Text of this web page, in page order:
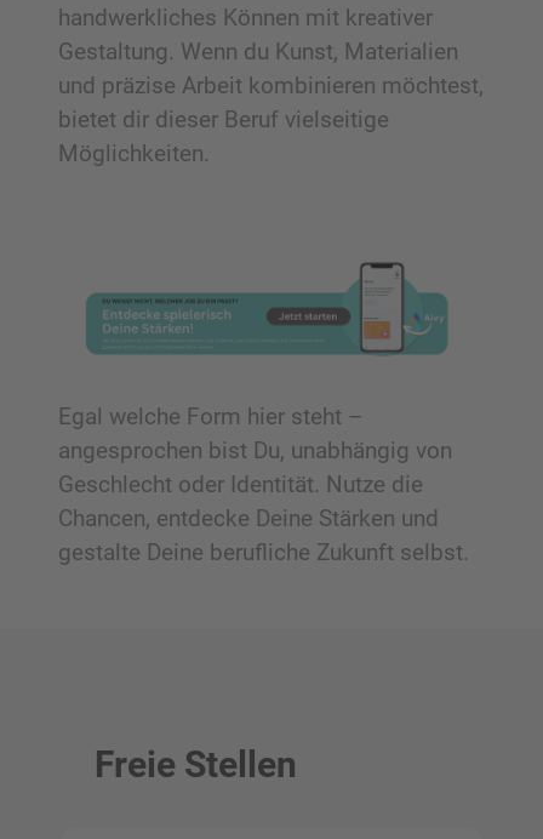
handwerkliches Können mit kreativer
Gestaltung. Wenn du Kunst, Materialien
und präzise Arbeit kombinieren möchtest,
bietet dir dieser Beruf vielseitige
Möglichkeiten.
Egal welche Form hier steht –
angesprochen bist Du, unabhängig von
Geschlecht oder Identität. Nutze die
Chancen, entdecke Deine Stärken und
gestalte Deine berufliche Zukunft selbst.
Freie Stellen